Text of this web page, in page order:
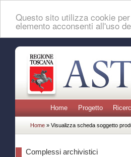
Questo sito utilizza cookie
elemento acconsenti all'uso
Home Progetto
Home » Visualizza scheda soggetto
Complessi archivistici